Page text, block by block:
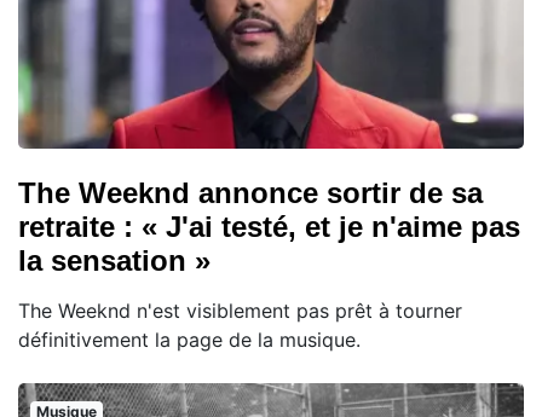
The Weeknd annonce sortir de sa
retraite : « J'ai testé, et je n'aime pas
la sensation »
The Weeknd n'est visiblement pas prêt à tourner
définitivement la page de la musique.
Musique